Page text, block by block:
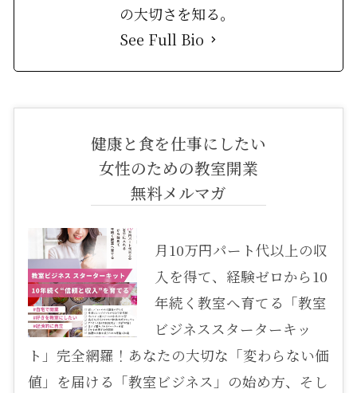
の大切さを知る。
See Full Bio
健康と食を仕事にしたい
女性のための教室開業
無料メルマガ
月10万円パート代以上の収
入を得て、経験ゼロから10
年続く教室へ育てる「教室
ビジネススターターキッ
ト」完全網羅！あなたの大切な「変わらない価
値」を届ける「教室ビジネス」の始め方、そし